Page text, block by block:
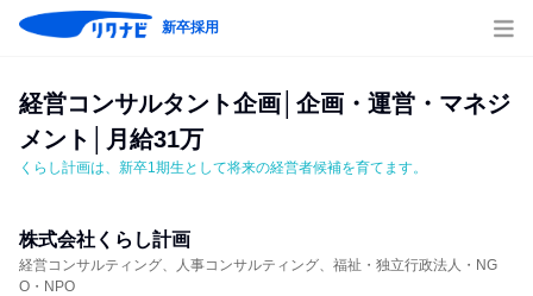
新卒採用
経営コンサルタント企画│企画・運営・マネジ
メント│月給31万
くらし計画は、新卒1期生として将来の経営者候補を育てます。
株式会社くらし計画
経営コンサルティング、人事コンサルティング、福祉・独立行政法人・NG
O・NPO